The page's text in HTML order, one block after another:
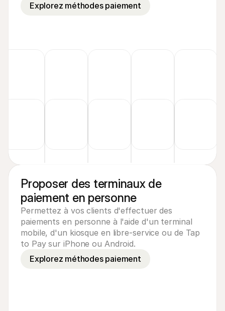
Explorez méthodes paiement
Proposer des terminaux de
paiement en personne
Permettez à vos clients d'effectuer des
paiements en personne à l'aide d'un terminal
mobile, d'un kiosque en libre-service ou de Tap
to Pay sur iPhone ou Android.
Explorez méthodes paiement